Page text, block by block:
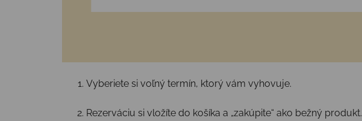
Vyberiete si voľný termín, ktorý vám vyhovuje.
Rezerváciu si vložíte do košíka a „zakúpite“ ako bežný produkt.